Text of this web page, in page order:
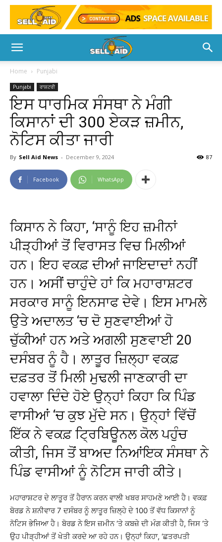
Home Punjabi
Punjabi ਰਾਸ਼ਟਰੀ
ਇਸ ਧਾਰਮਿਕ ਸੰਸਥਾ ਨੇ ਮੰਗੀ
ਕਿਸਾਨਾਂ ਦੀ 300 ਏਕੜ ਜ਼ਮੀਨ,
ਨੋਟਿਸ ਕੀਤਾ ਜਾਰੀ
By Sell Aid News - December 9, 2024 87
Facebook WhatsApp
ਕਿਸਾਨ ਨੇ ਕਿਹਾ, ‘ਸਾਨੂੰ ਇਹ ਜ਼ਮੀਨਾਂ
ਪੀੜ੍ਹੀਆਂ ਤੋਂ ਵਿਰਾਸਤ ਵਿਚ ਮਿਲੀਆਂ
ਹਨ। ਇਹ ਵਕਫ਼ ਦੀਆਂ ਜਾਇਦਾਦਾਂ ਨਹੀਂ
ਹਨ। ਅਸੀਂ ਚਾਹੁੰਦੇ ਹਾਂ ਕਿ ਮਹਾਰਾਸ਼ਟਰ
ਸਰਕਾਰ ਸਾਨੂੰ ਇਨਸਾਫ ਦੇਵੇ। ਇਸ ਮਾਮਲੇ
ਉਤੇ ਅਦਾਲਤ ‘ਚ ਦੋ ਸੁਣਵਾਈਆਂ ਹੋ
ਚੁੱਕੀਆਂ ਹਨ ਅਤੇ ਅਗਲੀ ਸੁਣਵਾਈ 20
ਦਸੰਬਰ ਨੂੰ ਹੈ। ਲਾਤੂਰ ਜ਼ਿਲ੍ਹਾ ਵਕਫ਼
ਦਫ਼ਤਰ ਤੋਂ ਮਿਲੀ ਮੁਢਲੀ ਜਾਣਕਾਰੀ ਦਾ
ਹਵਾਲਾ ਦਿੰਦੇ ਹੋਏ ਉਨ੍ਹਾਂ ਕਿਹਾ ਕਿ ਪਿੰਡ
ਵਾਸੀਆਂ ‘ਚ ਕੁਝ ਮੁੱਦੇ ਸਨ। ਉਨ੍ਹਾਂ ਵਿੱਚੋਂ
ਇੱਕ ਨੇ ਵਕਫ਼ ਟ੍ਰਿਬਿਊਨਲ ਕੋਲ ਪਹੁੰਚ
ਕੀਤੀ, ਜਿਸ ਤੋਂ ਬਾਅਦ ਨਿਆਂਇਕ ਸੰਸਥਾ ਨੇ
ਪਿੰਡ ਵਾਸੀਆਂ ਨੂੰ ਨੋਟਿਸ ਜਾਰੀ ਕੀਤੇ।
ਮਹਾਰਾਸ਼ਟਰ ਦੇ ਲਾਤੂਰ ਤੋਂ ਹੈਰਾਨ ਕਰਨ ਵਾਲੀ ਖਬਰ ਸਾਹਮਣੇ ਆਈ ਹੈ। ਵਕਫ਼
ਬੋਰਡ ਨੇ ਸ਼ਨੀਵਾਰ 7 ਦਸੰਬਰ ਨੂੰ ਲਾਤੂਰ ਜ਼ਿਲ੍ਹੇ ਦੇ 100 ਤੋਂ ਵੱਧ ਕਿਸਾਨਾਂ ਨੂੰ
ਨੋਟਿਸ ਭੇਜਿਆ ਹੈ। ਬੋਰਡ ਨੇ ਇਸ ਜ਼ਮੀਨ ‘ਤੇ ਕਬਜ਼ੇ ਦੀ ਮੰਗ ਕੀਤੀ ਹੈ, ਜਿਸ ‘ਤੇ
ਉਹ ਪੀੜ੍ਹੀਆਂ ਤੋਂ ਖੇਤੀ ਕਰਦੇ ਆ ਰਹੇ ਹਨ। ਉਨ੍ਹਾਂ ਕਿਹਾ, ‘ਛਤਰਪਤੀ